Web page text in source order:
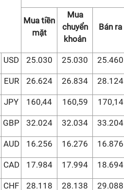
Mua tiền
mặt
Mua
chuyển
khoản
Bán ra
USD 25.030 25.030 25.460
EUR 26.624 26.834 28.124
JPY 160,44 160,59 170,14
GBP 32.024 32.034 33.204
AUD 16.256 16.276 16.876
CAD 17.984 17.994 18.694
CHF 28.118 28.138 29.088